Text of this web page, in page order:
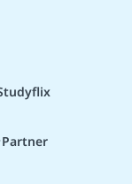
Partner